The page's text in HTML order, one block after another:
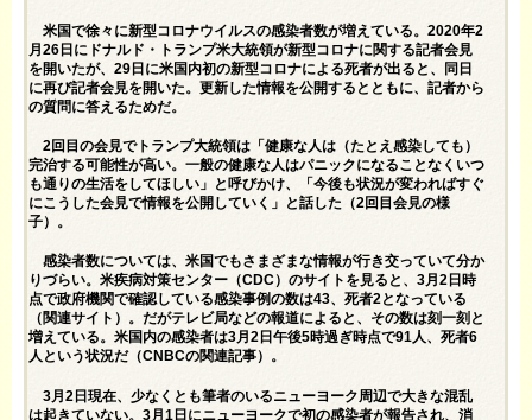
米国で徐々に新型コロナウイルスの感染者数が増えている。2020年2
月26日にドナルド・トランプ米大統領が新型コロナに関する記者会見
を開いたが、29日に米国内初の新型コロナによる死者が出ると、同日
に再び記者会見を開いた。更新した情報を公開するとともに、記者から
の質問に答えるためだ。
2回目の会見でトランプ大統領は「健康な人は（たとえ感染しても）
完治する可能性が高い。一般の健康な人はパニックになることなくいつ
も通りの生活をしてほしい」と呼びかけ、「今後も状況が変わればすぐ
にこうした会見で情報を公開していく」と話した（2回目会見の様
子）。
感染者数については、米国でもさまざまな情報が行き交っていて分か
りづらい。米疾病対策センター（CDC）のサイトを見ると、3月2日時
点で政府機関で確認している感染事例の数は43、死者2となっている
（関連サイト ）。だがテレビ局などの報道によると、その数は刻一刻と
増えている。米国内の感染者は3月2日午後5時過ぎ時点で91人、死者6
人という状況だ（CNBCの関連記事）。
3月2日現在、少なくとも筆者のいるニューヨーク周辺で大きな混乱
は起きていない。3月1日にニューヨークで初の感染者が報告され、消